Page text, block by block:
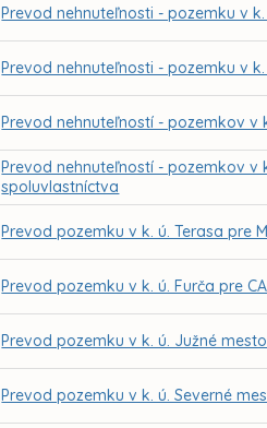
Prevod nehnuteľnosti - pozemku v
Prevod nehnuteľnosti - pozemku v
Prevod nehnuteľností - pozemkov v
Prevod nehnuteľností - pozemkov v
spoluvlastníctva
Prevod pozemku v k. ú. Terasa pre
Prevod pozemku v k. ú. Furča pre
Prevod pozemku v k. ú. Južné
Prevod pozemku v k. ú. Severné